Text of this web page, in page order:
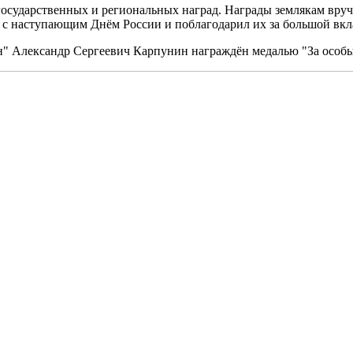
и региональных наград. Награды землякам
наступающим Днём России и поблагодарил их за большой
Сергеевич Карпунин награждён медалью "За